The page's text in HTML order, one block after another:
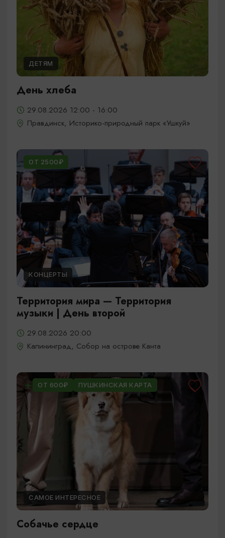
ДЕТЯМ
День хлеба
29.08.2026 12:00 - 16:00
Правдинск, Историко-природный парк «Ушкуй»
ОТ 2500₽
КОНЦЕРТЫ
Территория мира — Территория
музыки | День второй
29.08.2026 20:00
Калининград, Собор на острове Канта
ОТ 600₽ ПУШКИНСКАЯ КАРТА
САМОЕ ИНТЕРЕСНОЕ
Собачье сердце